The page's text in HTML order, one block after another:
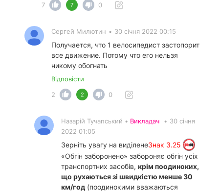
7
7 0
Сергей Милютин • 30 січня 2022 00:15
Получается, что 1 велосипедист застопорит
все движение. Потому что его нельзя
никому обогнать
Відповісти
2
2 0
Назарій Тучапський • Викладач • 30 січня
2022 01:05
Зерніть увагу на виділенеЗнак 3.25
«Обгін заборонено» забороняє обгін усіх
транспортних засобів, крім поодиноких,
що рухаються зі швидкістю менше 30
км/год (поодинокими вважаються